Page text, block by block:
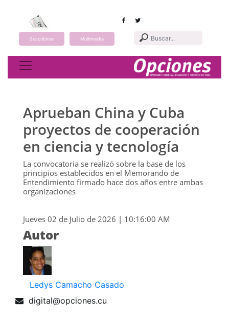
Suscribirse Multimedia
Toggle navigation
Aprueban China y Cuba
proyectos de cooperación
en ciencia y tecnología
La convocatoria se realizó sobre la base de los
principios establecidos en el Memorando de
Entendimiento firmado hace dos años entre ambas
organizaciones
Jueves 02 de Julio de 2026 | 10:16:00 AM
Autor
Ledys Camacho Casado
digital@opciones.cu